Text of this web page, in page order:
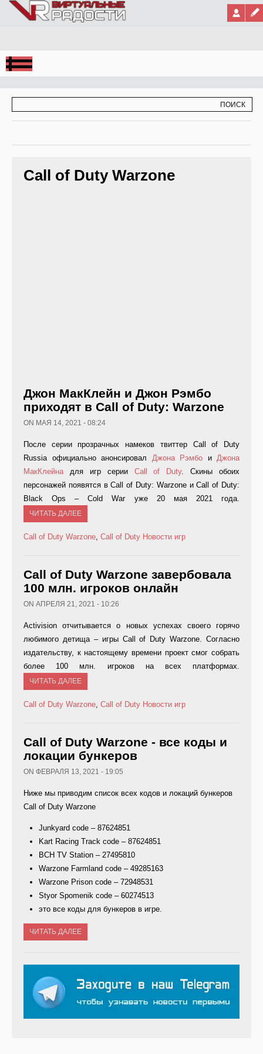
Jump to Navigation
Call of Duty Warzone
Джон МакКлейн и Джон Рэмбо
приходят в Call of Duty: Warzone
ON МАЯ 14, 2021 - 08:24
После серии прозрачных намеков твиттер Call of Duty
Russia официально анонсировал Джона Рэмбо и Джона
МакКлейнадля игр серии Call of Duty. Скины обоих
персонажей появятся в Call of Duty: Warzone и Call of Duty:
Black Ops – Cold War уже 20 мая 2021 года.
ЧИТАТЬ ДАЛЕЕ
Call of Duty Warzone, Call of Duty Новости игр
Call of Duty Warzone завербовала
100 млн. игроков онлайн
ON АПРЕЛЯ 21, 2021 - 10:26
Activision отчитывается о новых успехах своего горячо
любимого детища – игры Call of Duty Warzone. Согласно
издательству, к настоящему времени проект смог собрать
более 100 млн. игроков на всех платформах.
ЧИТАТЬ ДАЛЕЕ
Call of Duty Warzone, Call of Duty Новости игр
Call of Duty Warzone - все коды и
локации бункеров
ON ФЕВРАЛЯ 13, 2021 - 19:05
Ниже мы приводим список всех кодов и локаций бункеров
Call of Duty Warzone
Junkyard code – 87624851
Kart Racing Track code – 87624851
BCH TV Station – 27495810
Warzone Farmland code – 49285163
Warzone Prison code – 72948531
Styor Spomenik code – 60274513
это все коды для бункеров в игре.
ЧИТАТЬ ДАЛЕЕ